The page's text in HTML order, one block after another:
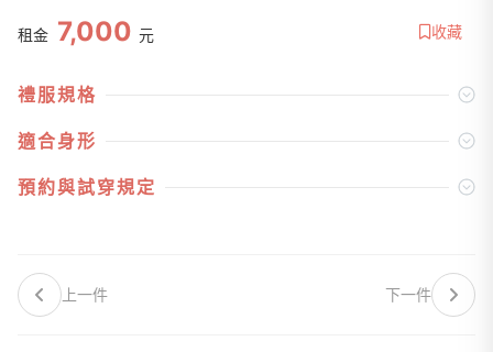
租金 7,000 元 收藏
禮服規格
適合身形
預約與試穿規定
上一件 下一件